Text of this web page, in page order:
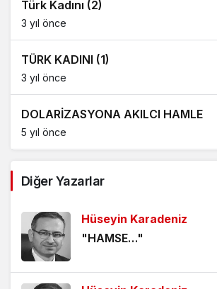
Türk Kadını (2)
3 yıl önce
TÜRK KADINI (1)
3 yıl önce
DOLARİZASYONA AKILCI HAMLE
5 yıl önce
5 yıl önce
ÖLÜMÜ BEKLEMEK
5 yıl önce
HANGİ KAMERAYA BAKALIM?
Diğer Yazarlar
Hüseyin Karadeniz
"HAMSE…"